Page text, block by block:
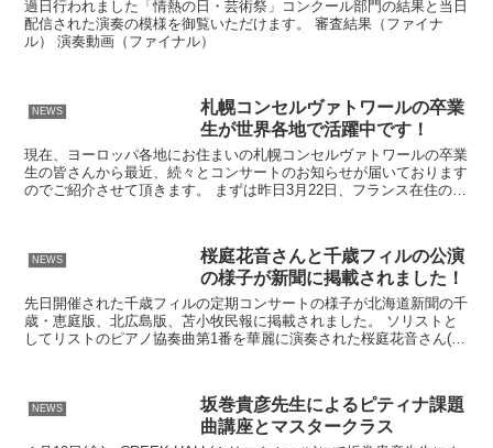
過日行われました「情熱の日・芸術祭」コンクール部門の結果と当日
配信された演奏の模様を御覧いただけます。 審査結果（ファイナ
ル） 演奏動画（ファイナル）
NEWS
札幌コンセルヴァトワールの卒業
生が世界各地で活躍中です！
現在、ヨーロッパ各地にお住まいの札幌コンセルヴァトワールの卒業
生の皆さんから最近、続々とコンサートのお知らせが届いております
のでご紹介させて頂きます。 まずは昨日3月22日、フランス在住のピ
NEWS
桜庭花音さんと千歳フィルの公演
の様子が新聞に掲載されました！
先日開催された千歳フィルの定期コンサートの様子が北海道新聞の千
歳・恵庭版、北広島版、苫小牧民報に掲載されました。 ソリストと
してリストのピアノ協奏曲第1番を華麗に演奏された桜庭花音さん(中
NEWS
坂巻貴彦先生によるピティナ課題
曲講座とマスタークラス